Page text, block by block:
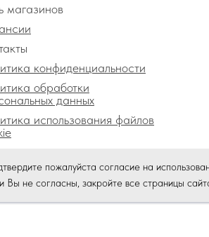
магазинов
конфиденциальности
обработки
данных
использования файлов
пожалуйста согласие на
Вы не согласны, закройте все страницы